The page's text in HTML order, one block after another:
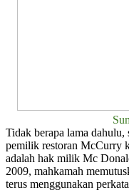
Tidak berapa lama dahulu,
pemilik restoran McCurry
adalah hak milik Mc
2009, mahkamah
terus menggunakan